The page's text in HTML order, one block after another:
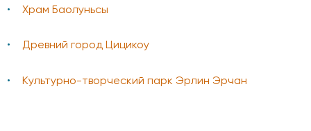
Храм Баолуньсы
Древний город Цицикоу
Культурно-творческий парк Эрлин Эрчан